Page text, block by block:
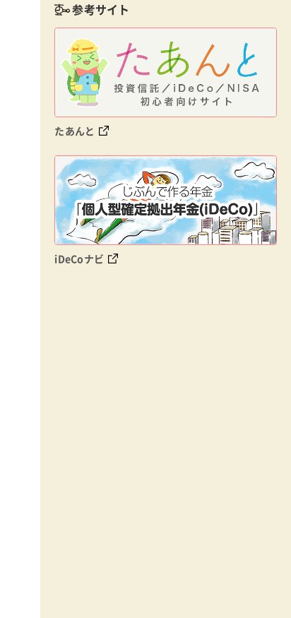
参考サイト
たあんと
iDeCoナビ